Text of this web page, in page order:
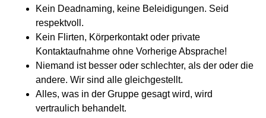
Kein Deadnaming, keine Beleidigungen. Seid
respektvoll.
Kein Flirten, Körperkontakt oder private
Kontaktaufnahme ohne Vorherige Absprache!
Niemand ist besser oder schlechter, als der oder die
andere. Wir sind alle gleichgestellt.
Alles, was in der Gruppe gesagt wird, wird
vertraulich behandelt.